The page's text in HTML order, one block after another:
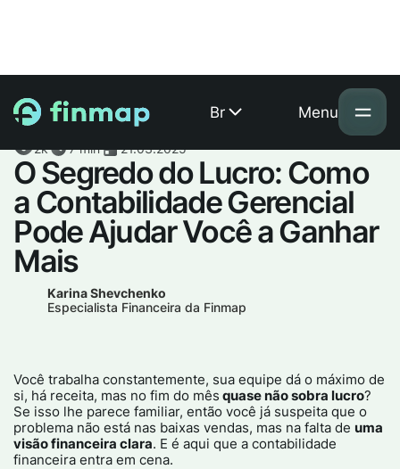
Menu
Br
2k 7 min 21.03.2025
O Segredo do Lucro: Como
a Contabilidade Gerencial
Pode Ajudar Você a Ganhar
Mais
Karina Shevchenko
Especialista Financeira da Finmap
Você trabalha constantemente, sua equipe dá o máximo de
si, há receita, mas no fim do mês quase não sobra lucro?
Se isso lhe parece familiar, então você já suspeita que o
problema não está nas baixas vendas, mas na falta de uma
visão financeira clara. E é aqui que a contabilidade
financeira entra em cena.